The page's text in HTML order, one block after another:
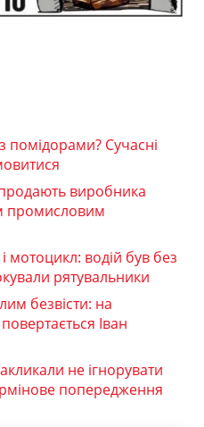
помідорами? Сучасні
виробника
промисловим
мотоцикл: водій був без
рятувальники
безвісти: на
Іван
не ігнорувати
попередження